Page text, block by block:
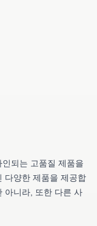
되는 고품질 제품을
다양한 제품을 제공합
아니라, 또한 다른 사